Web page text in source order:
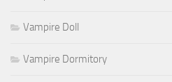
Vampire Doll
Vampire Dormitory